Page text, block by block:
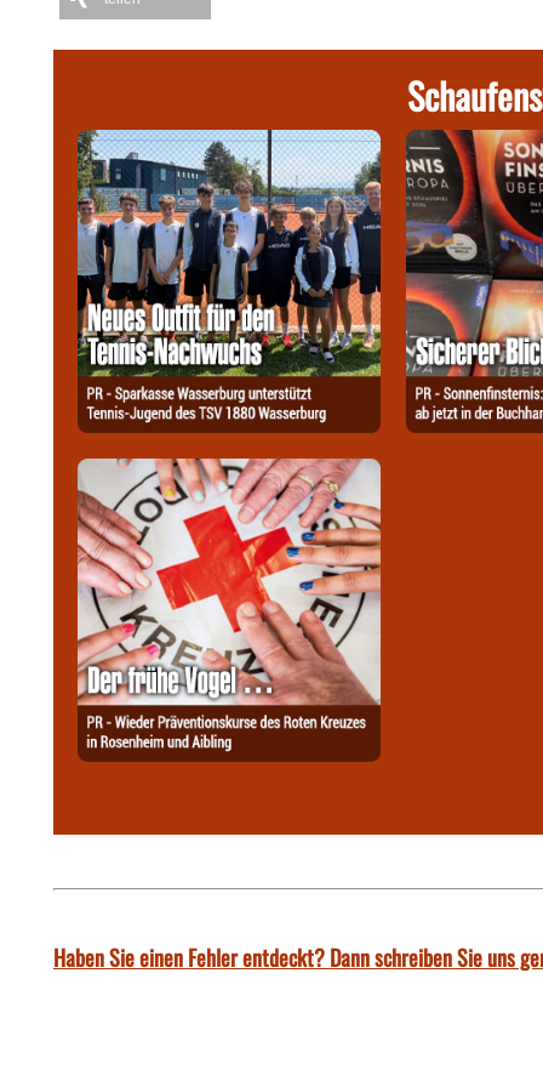
Haben Sie einen Fehler entdeckt? Dann schreiben Sie uns